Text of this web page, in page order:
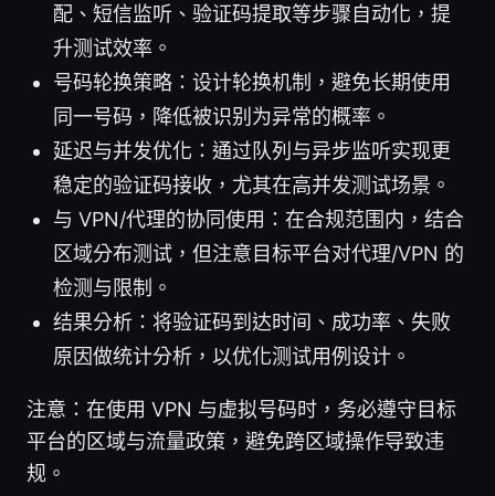
配、短信监听、验证码提取等步骤自动化，提
升测试效率。
号码轮换策略：设计轮换机制，避免长期使用
同一号码，降低被识别为异常的概率。
延迟与并发优化：通过队列与异步监听实现更
稳定的验证码接收，尤其在高并发测试场景。
与 VPN/代理的协同使用：在合规范围内，结合
区域分布测试，但注意目标平台对代理/VPN 的
检测与限制。
结果分析：将验证码到达时间、成功率、失败
原因做统计分析，以优化测试用例设计。
注意：在使用 VPN 与虚拟号码时，务必遵守目标
平台的区域与流量政策，避免跨区域操作导致违
规。